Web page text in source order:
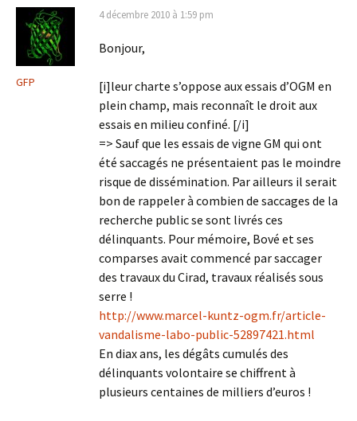
GFP
4 décembre 2010 à 1:59 pm
Bonjour,
[i]leur charte s’oppose aux essais d’OGM en
plein champ, mais reconnaît le droit aux
essais en milieu confiné. [/i]
=> Sauf que les essais de vigne GM qui ont
été saccagés ne présentaient pas le moindre
risque de dissémination. Par ailleurs il serait
bon de rappeler à combien de saccages de la
recherche public se sont livrés ces
délinquants. Pour mémoire, Bové et ses
comparses avait commencé par saccager
des travaux du Cirad, travaux réalisés sous
serre !
http://www.marcel-kuntz-ogm.fr/article-
vandalisme-labo-public-52897421.html
En diax ans, les dégâts cumulés des
délinquants volontaire se chiffrent à
plusieurs centaines de milliers d’euros !